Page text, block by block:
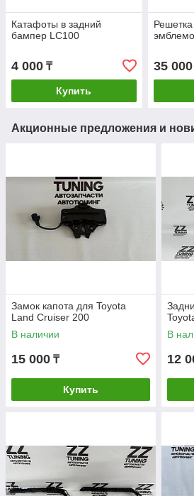
Катафоты в задний
бампер LC100
4 000 ₸
Купить
35 000
Акционные предложения и
Замок капота для Toyota
Land Cruiser 200
В наличии
15 000 ₸
Купить
В
12